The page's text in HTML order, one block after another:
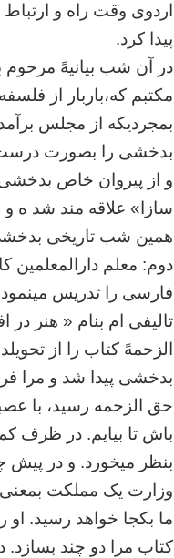
اردوی وقت راه و ارتباط
پیدا کرد.
در
آن شب بیانیهً مرحوم
مکتبم که،باربار از فلسفه
بمجردیکه از مجلس
بدخشی را بصورت
و از پیروان خاص
سازا » علاقه مند شد ه و
همین شب تاریخی
دوم: معلم دارالمعلمین
فارسی را تدریس
تالیفی ام بنام « هنر در
الزحمهً کتاب را از
بدخشی پیدا شد و مرا
حق
الزحمه رسید، با
باش تا بیایم.در ظرف
بنظر میخورد. و در پیش
وزارت یک مملکت بمعنی
ما بکجا خواهد رسید. او
کتاب مرا دو چند بسازد.